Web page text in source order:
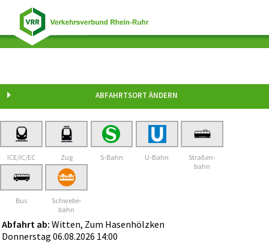
ABFAHRTSORT ÄNDERN
Witten Zum Hasenhölzken
ICE/IC/EC Zug S-Bahn U-Bahn
Straßen-
bahn
Bus
Schwebe-
bahn
Abfahrt ab: Witten, Zum Hasenhölzken
Donnerstag 06.08.2026 14:00